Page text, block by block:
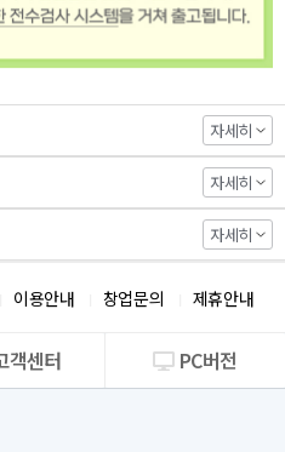
자세히
자세히
자세히
이용안내 창업문의 제휴안내
사소개
객센터 PC버전